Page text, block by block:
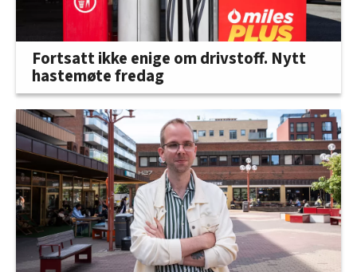
Fortsatt ikke enige om drivstoff. Nytt
hastemøte fredag